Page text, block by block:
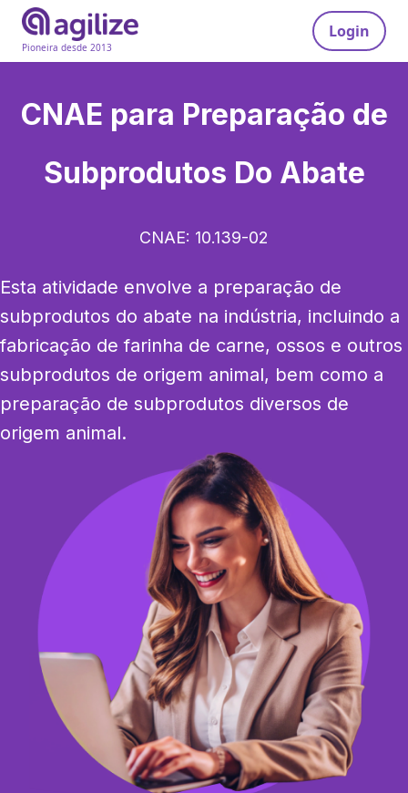
Pioneira desde 2013
Login
CNAE para Preparação de
Subprodutos Do Abate
CNAE: 10.139-02
Esta atividade envolve a preparação de
subprodutos do abate na indústria, incluindo a
fabricação de farinha de carne, ossos e outros
subprodutos de origem animal, bem como a
preparação de subprodutos diversos de
origem animal.